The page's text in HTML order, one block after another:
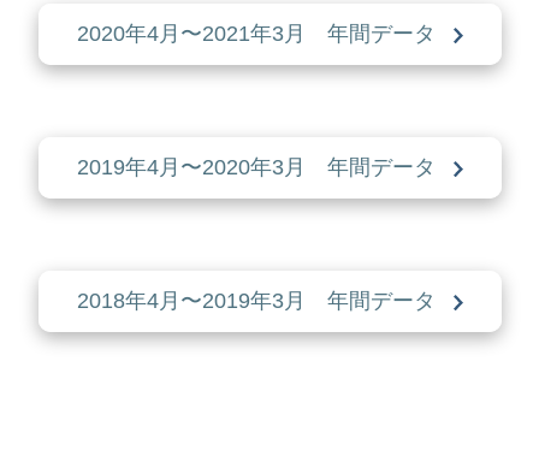
2020年4月〜2021年3月 年間データ
2019年4月〜2020年3月 年間データ
2018年4月〜2019年3月 年間データ